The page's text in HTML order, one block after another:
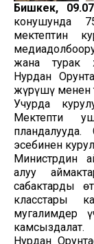
Бишкек,
конушунда
мектептин
жана турак
Нурдан
жүрүшү менен
Учурда
Мектепти
эсебинен
Министрдин
алуу
сабактарды
класстары
мугалимдер
камсыздалат.
Нурдан